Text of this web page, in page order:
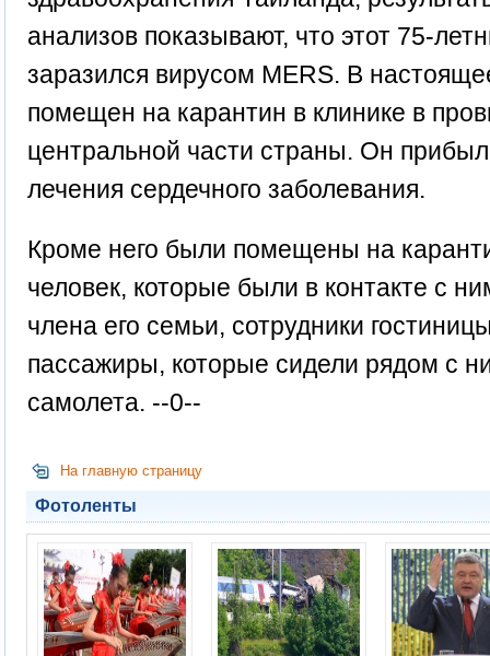
анализов показывают, что этот 75-
заразился вирусом MERS. В
помещен на карантин в клинике в
центральной части страны. Он
лечения сердечного заболевания.
Кроме него были помещены на
человек, которые были в контакте с
члена его семьи, сотрудники
пассажиры, которые сидели рядом с
самолета. --0--
На главную страницу